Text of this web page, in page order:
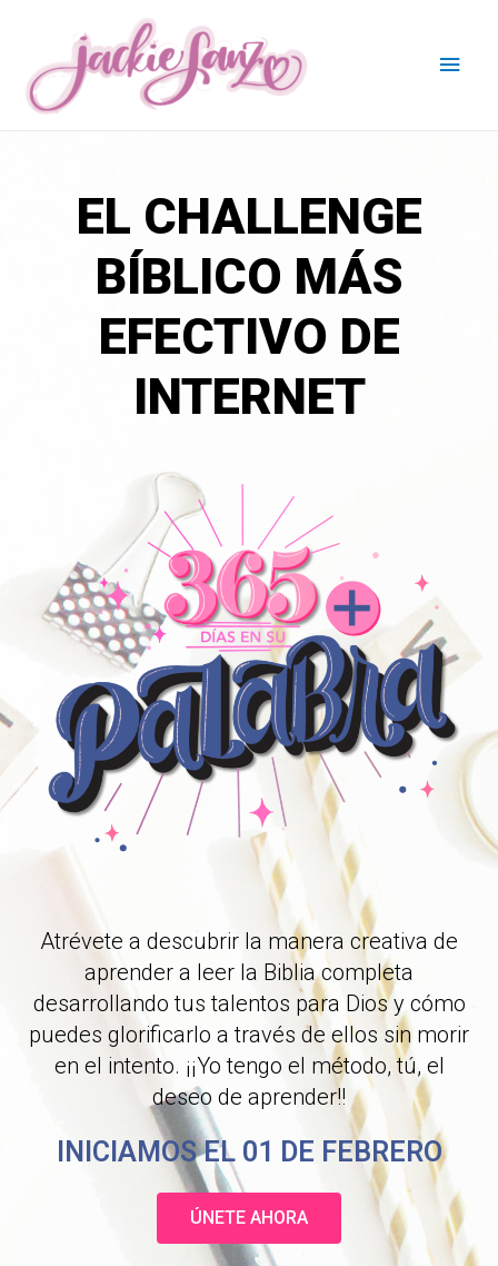
EL CHALLENGE
BÍBLICO MÁS
EFECTIVO DE
INTERNET
Atrévete a descubrir la manera creativa de
aprender a leer la Biblia completa
desarrollando tus talentos para Dios y cómo
puedes glorificarlo a través de ellos sin morir
en el intento. ¡¡Yo tengo el método, tú, el
deseo de aprender!!
INICIAMOS EL 01 DE FEBRERO
ÚNETE AHORA